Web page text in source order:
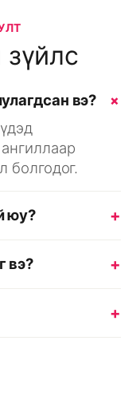
вэ?
болгодог.
юу?
вэ?